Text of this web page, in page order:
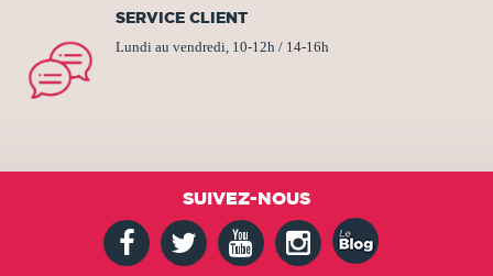
SERVICE CLIENT
Lundi au vendredi, 10-12h / 14-16h
SUIVEZ-NOUS